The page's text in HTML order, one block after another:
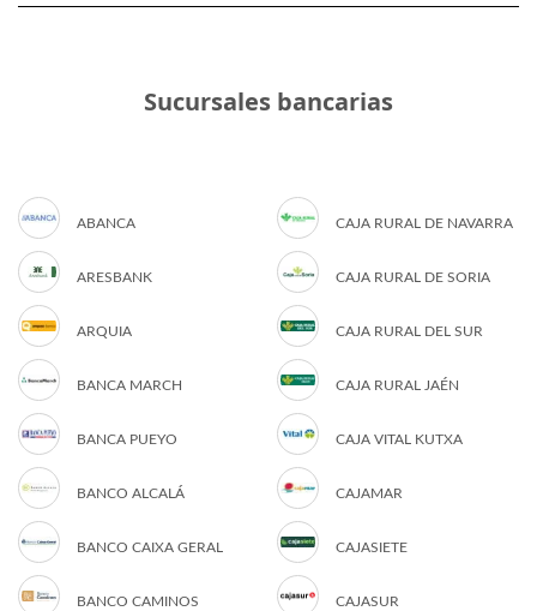
Sucursales bancarias
ABANCA
ARESBANK
ARQUIA
BANCA MARCH
BANCA PUEYO
BANCO ALCALÁ
BANCO CAIXA GERAL
BANCO CAMINOS
CAJA RURAL DE NAVARRA
CAJA RURAL DE SORIA
CAJA RURAL DEL SUR
CAJA RURAL JAÉN
CAJA VITAL KUTXA
CAJAMAR
CAJASIETE
CAJASUR